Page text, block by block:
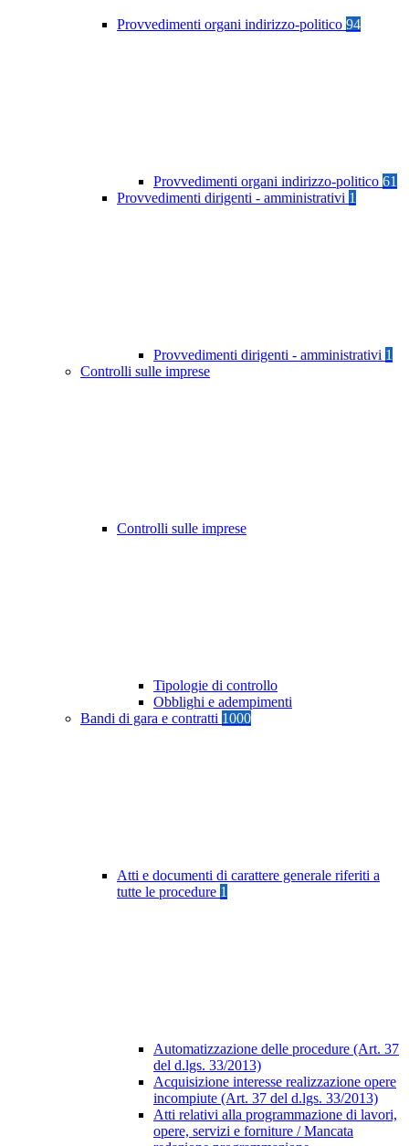
Provvedimenti organi indirizzo-politico 94
Provvedimenti organi indirizzo-politico 61
Provvedimenti dirigenti - amministrativi 1
Provvedimenti dirigenti - amministrativi 1
Controlli sulle imprese
Controlli sulle imprese
Tipologie di controllo
Obblighi e adempimenti
Bandi di gara e contratti 1000
Atti e documenti di carattere generale riferiti a
tutte le procedure 1
Automatizzazione delle procedure (Art. 37
del d.lgs. 33/2013)
Acquisizione interesse realizzazione opere
incompiute (Art. 37 del d.lgs. 33/2013)
Atti relativi alla programmazione di lavori,
opere, servizi e forniture / Mancata